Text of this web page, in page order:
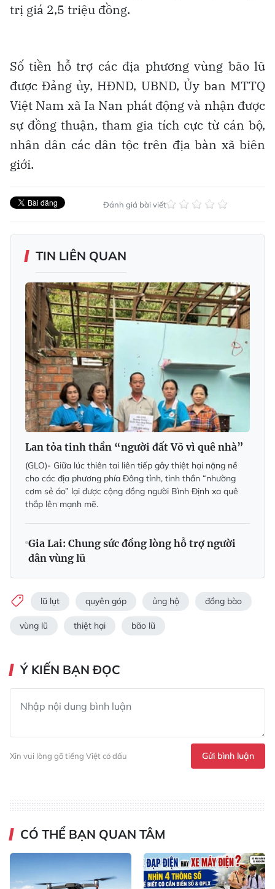
trị giá 2,5 triệu đồng.
Số tiền hỗ trợ các địa phương vùng bão lũ
được Đảng ủy, HĐND, UBND, Ủy ban MTTQ
Việt Nam xã Ia Nan phát động và nhận được
sự đồng thuận, tham gia tích cực từ cán bộ,
nhân dân các dân tộc trên địa bàn xã biên
giới.
Đánh giá bài viết
TIN LIÊN QUAN
Lan tỏa tinh thần “người đất Võ vì quê nhà”
(GLO)- Giữa lúc thiên tai liên tiếp gây thiệt hại nặng nề
cho các địa phương phía Ðông tỉnh, tinh thần “nhường
cơm sẻ áo” lại được cộng đồng người Bình Ðịnh xa quê
thắp lên mạnh mẽ.
Gia Lai: Chung sức đồng lòng hỗ trợ người
dân vùng lũ
lũ lụt quyên góp ủng hộ đồng bào
vùng lũ thiệt hại bão lũ
Ý KIẾN BẠN ĐỌC
Xin vui lòng gõ tiếng Việt có dấu Gửi bình luận
CÓ THỂ BẠN QUAN TÂM